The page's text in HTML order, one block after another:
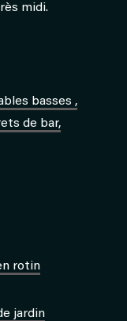
midi.
basses ,
de bar,
rotin
jardin